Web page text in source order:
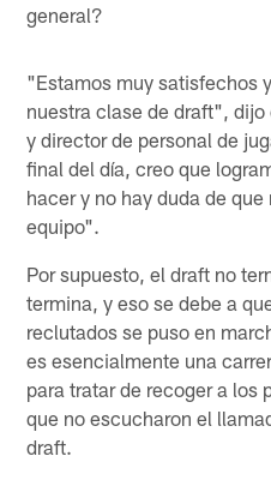
general?
"Estamos muy satisfechos
nuestra clase de draft",
y director de personal de
final del día, creo que
hacer y no hay duda de
equipo".
Por supuesto, el draft no
termina, y eso se debe a
reclutados se puso en
es esencialmente una
para tratar de recoger a los
que no escucharon el
draft.